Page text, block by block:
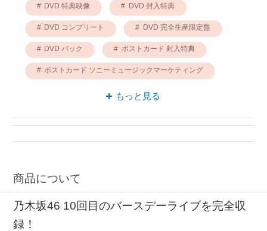
DVD 特典映像 DVD 封入特典
DVD コンプリート DVD 完全生産限定盤
DVD バック ポストカード 封入特典
ポストカード ソニーミュージックマーケティング
トレーディングカード 封入特典
もっと見る
商品について
乃木坂46 10回目のバースデーライブを完全収
録！